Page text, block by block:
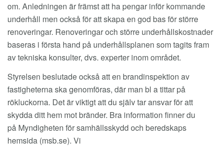
om. Anledningen är främst att ha pengar inför kommande
underhåll men också för att skapa en god bas för större
renoveringar. Renoveringar och större underhållskostnader
baseras i första hand på underhållsplanen som tagits fram
av tekniska konsulter, dvs. experter inom området.
Styrelsen beslutade också att en brandinspektion av
fastigheterna ska genomföras, där man bl a tittar på
rökluckorna. Det är viktigt att du själv tar ansvar för att
skydda ditt hem mot bränder. Bra information finner du
på Myndigheten för samhällsskydd och beredskaps
hemsida (msb.se). Vi